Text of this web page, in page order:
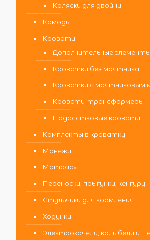
Коляски для двойни
Комоды
Кровати
Дополнительные элементы
Кроватки без маятника
Кроватки с маятниковым
Кровати-трансформеры
Подростковые кровати
Комплекты в кроватку
Манежи
Матрасы
Переноски, прыгунки, кенгуру
Стульчики для кормления
Ходунки
Электрокачели, колыбели и